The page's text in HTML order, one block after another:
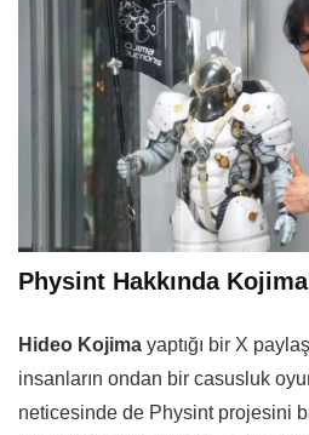
Physint Hakkında
Hideo Kojima yaptığı bir X
insanların ondan bir casusluk
neticesinde de Physint projesini